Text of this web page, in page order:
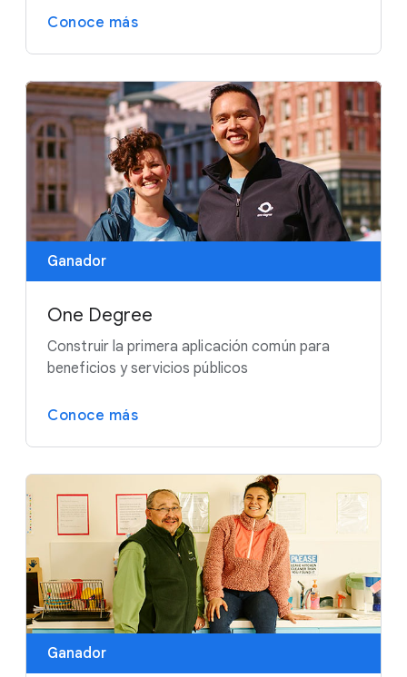
Conoce más
Ganador
One Degree
Construir la primera aplicación común para
beneficios y servicios públicos
Conoce más
Ganador